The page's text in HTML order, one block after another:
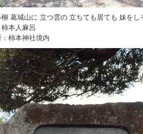
柳 葛城山に 立つ雲の 立ちても居ても 妹をし
本人麻呂
柿本神社境内